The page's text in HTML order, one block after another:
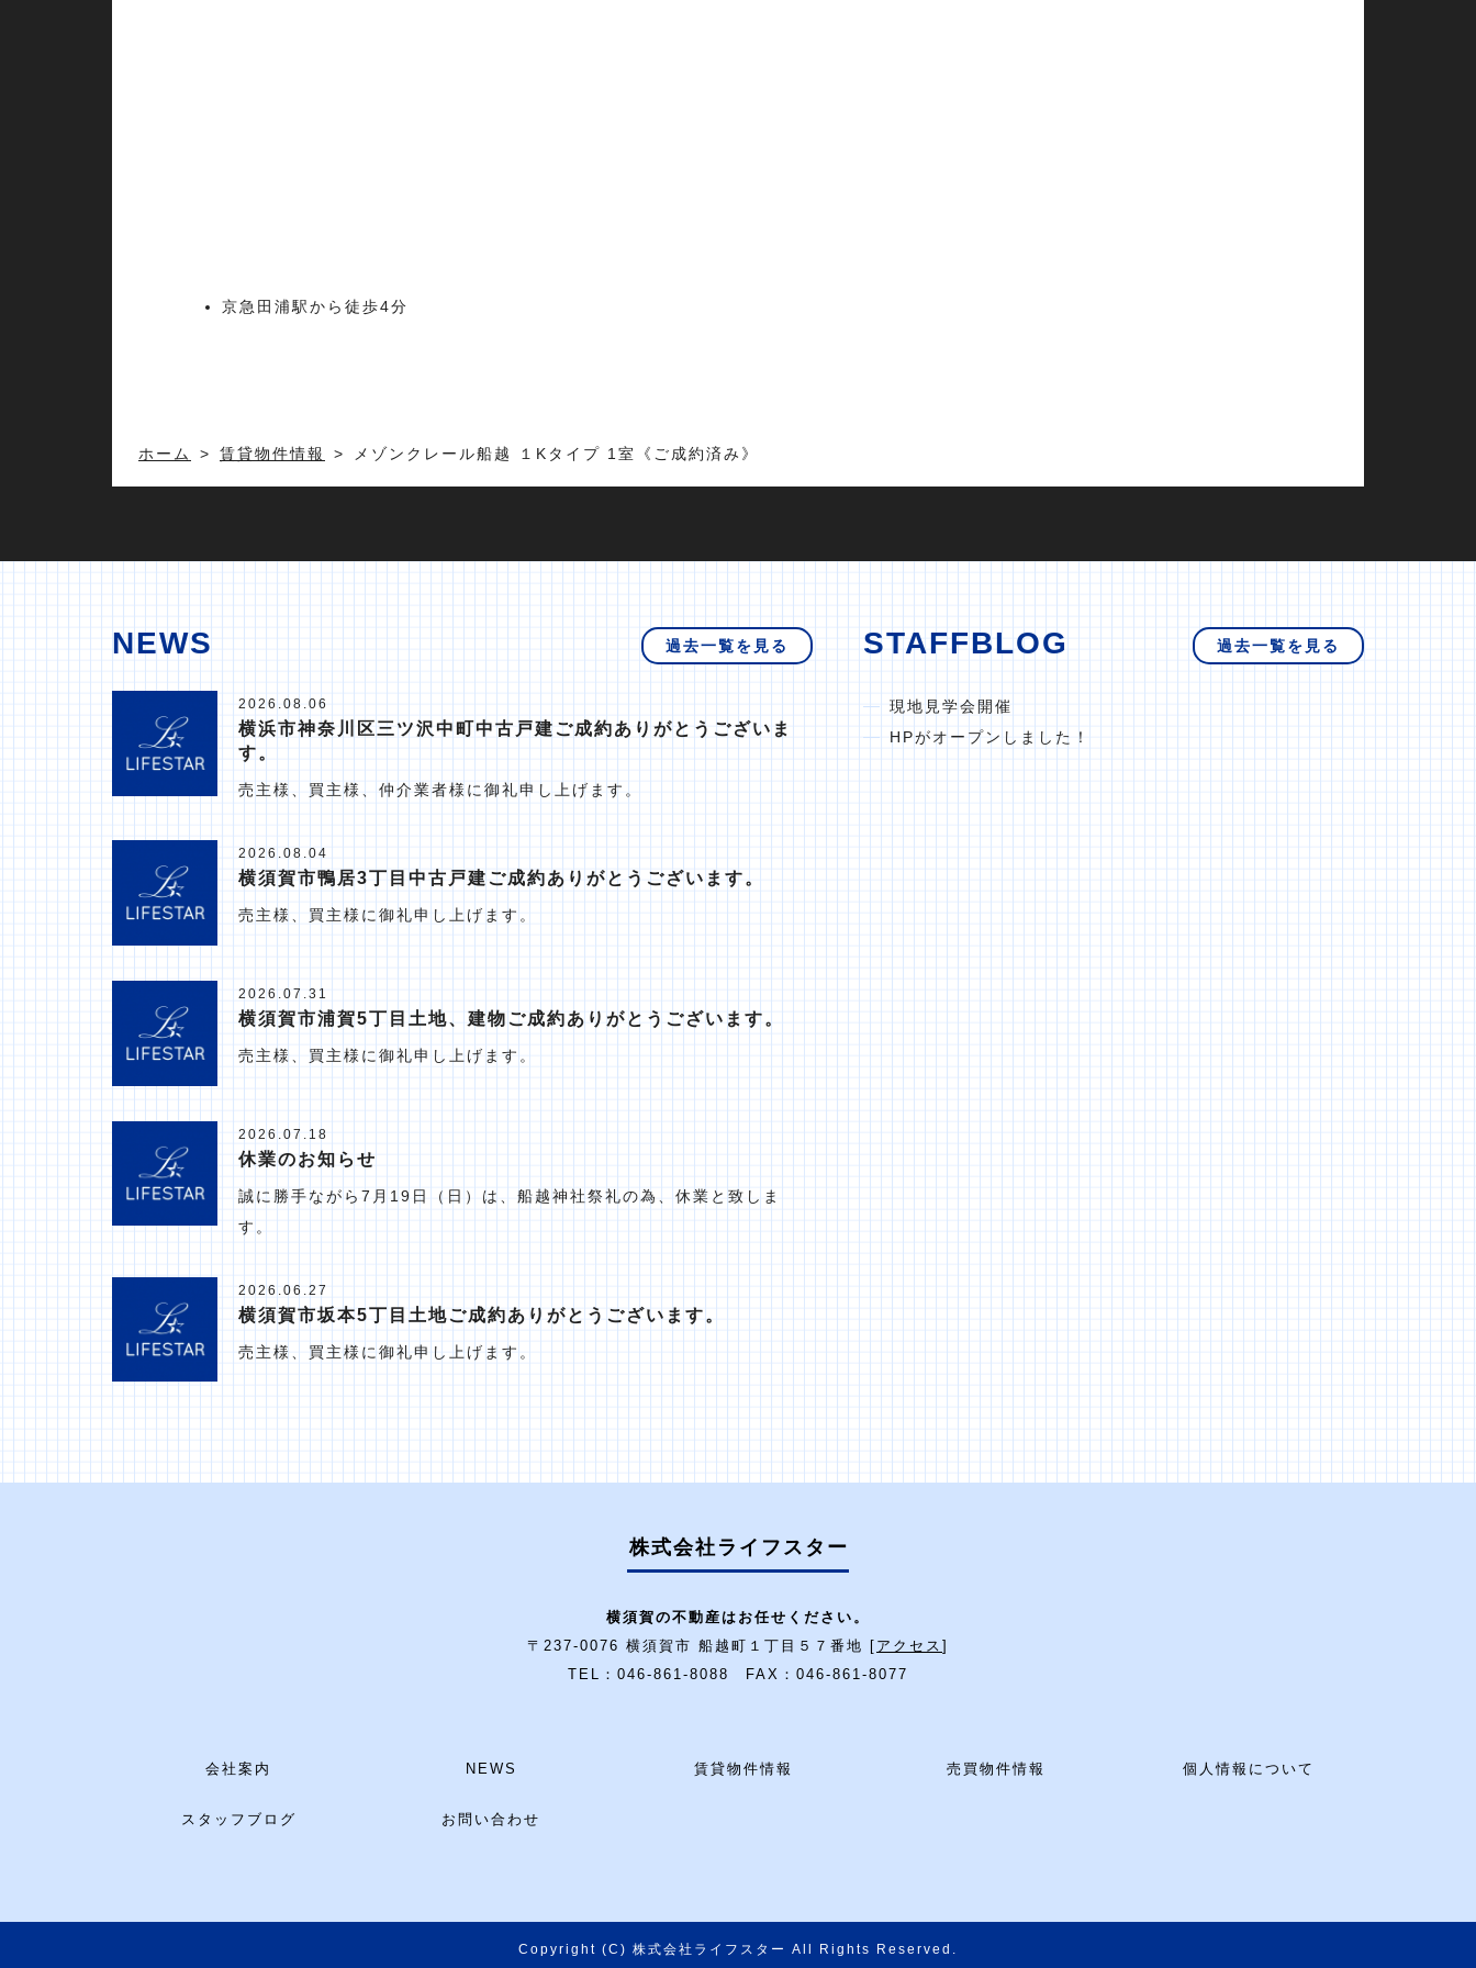
京急田浦駅から徒歩4分
ホーム 賃貸物件情報 メゾンクレール船越 １Kタイプ 1室《ご成約済み》
NEWS
2026.08.06
横浜市神奈川区三ツ沢中町中古戸建ご成約ありがとうございま
す。
売主様、買主様、仲介業者様に御礼申し上げます。
2026.08.04
横須賀市鴨居3丁目中古戸建ご成約ありがとうございます。
売主様、買主様に御礼申し上げます。
2026.07.31
横須賀市浦賀5丁目土地、建物ご成約ありがとうございます。
売主様、買主様に御礼申し上げます。
2026.07.18
休業のお知らせ
誠に勝手ながら7月19日（日）は、船越神社祭礼の為、休業と致しま
す。
2026.06.27
横須賀市坂本5丁目土地ご成約ありがとうございます。
売主様、買主様に御礼申し上げます。
過去一覧を見る STAFFBLOG
現地見学会開催
HPがオープンしました！
過去一覧を見る
株式会社ライフスター
横須賀の不動産はお任せください。
〒237-0076 横須賀市 船越町１丁目５７番地 [ アクセス ]
TEL：046-861-8088 FAX：046-861-8077
会社案内 NEWS 賃貸物件情報 売買物件情報 個人情報について
スタッフブログ お問い合わせ
Copyright (C) 株式会社ライフスター All Rights Reserved.